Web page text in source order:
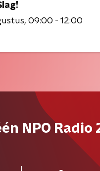
09:00 - 12:00
NPO Radio